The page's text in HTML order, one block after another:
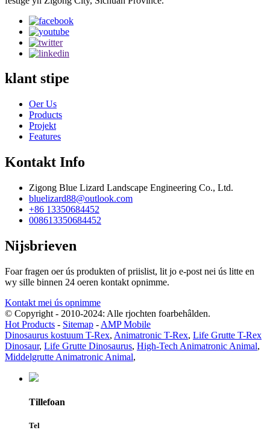
klant stipe
Oer Us
Products
Projekt
Features
Kontakt Info
Zigong Blue Lizard Landscape Engineering Co., Ltd.
bluelizard88@outlook.com
+86 13350684452
008613350684452
Nijsbrieven
Foar fragen oer ús produkten of priislist, lit jo e-post nei ús litte en
wy sille binnen 24 oeren kontakt opnimme.
Kontakt mei ús opnimme
© Copyright - 2010-2024: Alle rjochten foarbehâlden.
Hot Products - Sitemap - AMP Mobile
Dinosaurus kostuum T-Rex, Animatronic T-Rex, Life Grutte T-Rex
Dinosaur, Life Grutte Dinosaurus, High-Tech Animatronic Animal,
Middelgrutte Animatronic Animal,
Tillefoan
Tel